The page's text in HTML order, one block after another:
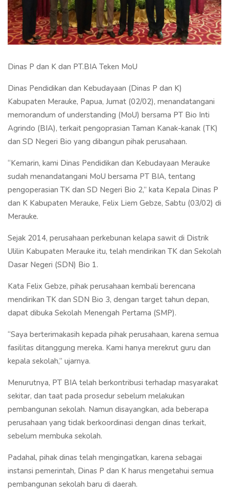
Dinas P dan K dan PT.BIA Teken MoU
Dinas Pendidikan dan Kebudayaan (Dinas P dan K)
Kabupaten Merauke, Papua, Jumat (02/02), menandatangani
memorandum of understanding (MoU) bersama PT Bio Inti
Agrindo (BIA), terkait pengoprasian Taman Kanak-kanak (TK)
dan SD Negeri Bio yang dibangun pihak perusahaan.
“Kemarin, kami Dinas Pendidikan dan Kebudayaan Merauke
sudah menandatangani MoU bersama PT BIA, tentang
pengoperasian TK dan SD Negeri Bio 2,” kata Kepala Dinas P
dan K Kabupaten Merauke, Felix Liem Gebze, Sabtu (03/02) di
Merauke.
Sejak 2014, perusahaan perkebunan kelapa sawit di Distrik
Ulilin Kabupaten Merauke itu, telah mendirikan TK dan Sekolah
Dasar Negeri (SDN) Bio 1.
Kata Felix Gebze, pihak perusahaan kembali berencana
mendirikan TK dan SDN Bio 3, dengan target tahun depan,
dapat dibuka Sekolah Menengah Pertama (SMP).
“Saya berterimakasih kepada pihak perusahaan, karena semua
fasilitas ditanggung mereka. Kami hanya merekrut guru dan
kepala sekolah,” ujarnya.
Menurutnya, PT BIA telah berkontribusi terhadap masyarakat
sekitar, dan taat pada prosedur sebelum melakukan
pembangunan sekolah. Namun disayangkan, ada beberapa
perusahaan yang tidak berkoordinasi dengan dinas terkait,
sebelum membuka sekolah.
Padahal, pihak dinas telah mengingatkan, karena sebagai
instansi pemerintah, Dinas P dan K harus mengetahui semua
pembangunan sekolah baru di daerah.